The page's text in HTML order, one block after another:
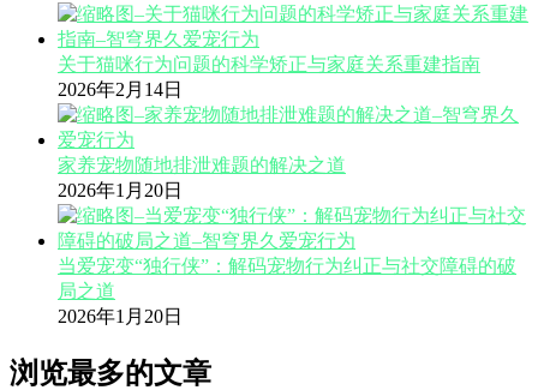
关于猫咪行为问题的科学矫正与家庭关系重建指南
2026年2月14日
家养宠物随地排泄难题的解决之道
2026年1月20日
当爱宠变“独行侠”：解码宠物行为纠正与社交障碍的破
局之道
2026年1月20日
浏览最多的文章